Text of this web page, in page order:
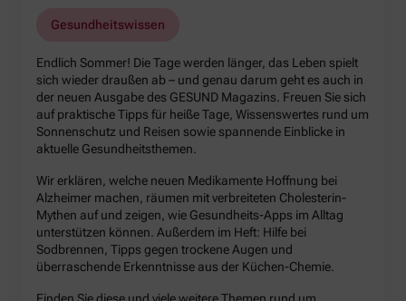
Gesundheitswissen
Endlich Sommer! Die Tage werden länger, das Leben spielt
sich wieder draußen ab – und genau darum geht es auch in
der neuen Ausgabe des GESUND Magazins. Freuen Sie sich
auf praktische Tipps für heiße Tage, Wissenswertes rund um
Sonnenschutz und Reisen sowie spannende Einblicke in
aktuelle Gesundheitsthemen.
Wir erklären, welche neuen Medikamente Hoffnung bei
Alzheimer machen, räumen mit verbreiteten Cholesterin-
Mythen auf und zeigen, wie Gesundheits-Apps im Alltag
unterstützen können. Außerdem im Heft: Hilfe bei
Sodbrennen, Tipps gegen trockene Augen und
überraschende Erkenntnisse aus der Küchen-Chemie.